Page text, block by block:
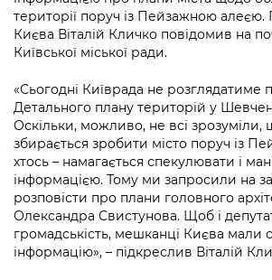
Підприємства, установи,
Kyiv International Relations
Річні звіти
Гендерна політика
Безбар'єрність
Київська міська військова
Портал Захисників та Захисниць
Безбар'єрність
Портал послуг
Міський застосунок Київ
Важливе під час воєнного стану
Уряд» – місцевий рівень»
Важливе під час воєнного стану
Про відкриті дані
Портал даних Києва
Публічні дашборди
території поруч із Пейзажною
Києва Віталій Кличко повідомив на
Київської міської ради.
«Сьогодні Київрада не розглядатиме
Детального плану територій у
Оскільки, можливо, не всі зрозуміли,
збирається зробити місто поруч із
хтось – намагається спекулювати і
інформацією. Тому ми запросили на
розповісти про плани головного
Олександра Свистунова. Щоб і
громадськість, мешканці Києва мали
інформацію», – підкреслив Віталій